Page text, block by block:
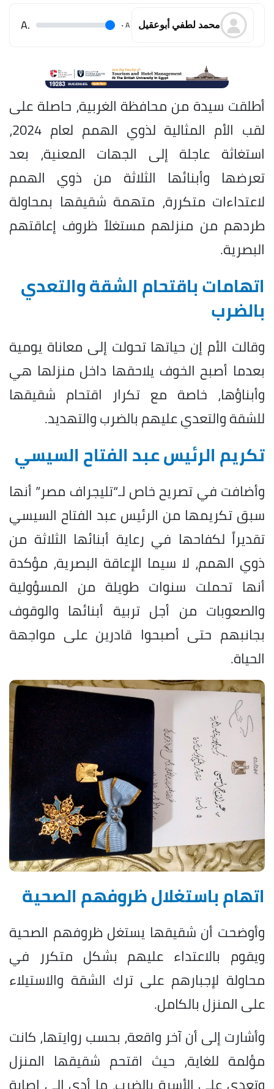
محمد لطفي أبوعقيل A
.
.A
أطلقت سيدة من محافظة الغربية، حاصلة على
لقب الأم المثالية لذوي الهمم لعام 2024،
استغاثة عاجلة إلى الجهات المعنية، بعد
تعرضها وأبنائها الثلاثة من ذوي الهمم
لاعتداءات متكررة، متهمة شقيقها بمحاولة
طردهم من منزلهم مستغلاً ظروف إعاقتهم
البصرية.
اتهامات باقتحام الشقة والتعدي
بالضرب
وقالت الأم إن حياتها تحولت إلى معاناة يومية
بعدما أصبح الخوف يلاحقها داخل منزلها هي
وأبناؤها، خاصة مع تكرار اقتحام شقيقها
للشقة والتعدي عليهم بالضرب والتهديد.
تكريم الرئيس عبد الفتاح السيسي
وأضافت في تصريح خاص لـ“تليجراف مصر” أنها
سبق تكريمها من الرئيس عبد الفتاح السيسي
تقديراً لكفاحها في رعاية أبنائها الثلاثة من
ذوي الهمم، لا سيما الإعاقة البصرية، مؤكدة
أنها تحملت سنوات طويلة من المسؤولية
والصعوبات من أجل تربية أبنائها والوقوف
بجانبهم حتى أصبحوا قادرين على مواجهة
الحياة.
اتهام باستغلال ظروفهم الصحية
وأوضحت أن شقيقها يستغل ظروفهم الصحية
ويقوم بالاعتداء عليهم بشكل متكرر في
محاولة لإجبارهم على ترك الشقة والاستيلاء
على المنزل بالكامل.
وأشارت إلى أن آخر واقعة، بحسب روايتها، كانت
مؤلمة للغاية، حيث اقتحم شقيقها المنزل